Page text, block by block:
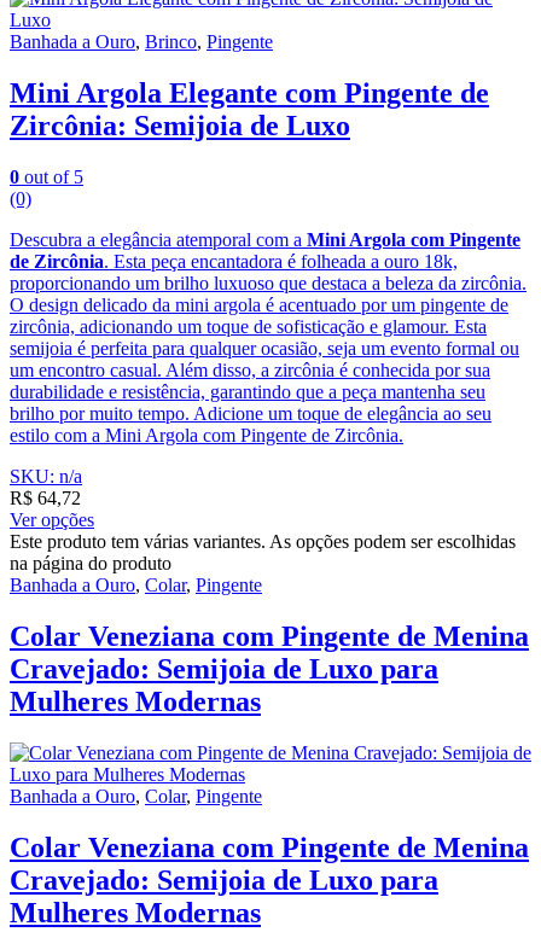
Banhada a Ouro, Brinco, Pingente
Mini Argola Elegante com Pingente de
Zircônia: Semijoia de Luxo
0 out of 5
(0)
Descubra a elegância atemporal com a Mini Argola com Pingente
de Zircônia. Esta peça encantadora é folheada a ouro 18k,
proporcionando um brilho luxuoso que destaca a beleza da zircônia.
O design delicado da mini argola é acentuado por um pingente de
zircônia, adicionando um toque de sofisticação e glamour. Esta
semijoia é perfeita para qualquer ocasião, seja um evento formal ou
um encontro casual. Além disso, a zircônia é conhecida por sua
durabilidade e resistência, garantindo que a peça mantenha seu
brilho por muito tempo. Adicione um toque de elegância ao seu
estilo com a Mini Argola com Pingente de Zircônia.
SKU: n/a
R$ 64,72
Ver opções
Este produto tem várias variantes. As opções podem ser escolhidas
na página do produto
Banhada a Ouro, Colar, Pingente
Colar Veneziana com Pingente de Menina
Cravejado: Semijoia de Luxo para
Mulheres Modernas
Banhada a Ouro, Colar, Pingente
Colar Veneziana com Pingente de Menina
Cravejado: Semijoia de Luxo para
Mulheres Modernas